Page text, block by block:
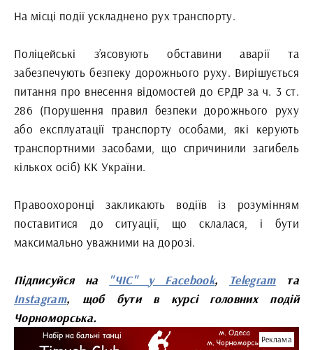
На місці події ускладнено рух транспорту.
Поліцейські з’ясовують обставини аварії та
забезпечують безпеку дорожнього руху. Вирішується
питання про внесення відомостей до ЄРДР за ч. 3 ст.
286 (Порушення правил безпеки дорожнього руху
або експлуатації транспорту особами, які керують
транспортними засобами, що спричинили загибель
кількох осіб) КК України.
Правоохоронці закликають водіїв із розумінням
поставитися до ситуації, що склалася, і бути
максимально уважними на дорозі.
Підписуйся на "ЧІС" у Facebook, Telegramта
Instagram, щоб бути в курсі головних подій
Чорноморська.
Реклама